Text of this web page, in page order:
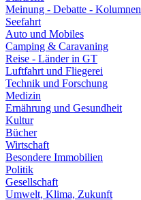
Meinung - Debatte - Kolumnen
Seefahrt
Auto und Mobiles
Camping & Caravaning
Reise - Länder in GT
Luftfahrt und Fliegerei
Technik und Forschung
Medizin
Ernährung und Gesundheit
Kultur
Bücher
Wirtschaft
Besondere Immobilien
Politik
Gesellschaft
Umwelt, Klima, Zukunft